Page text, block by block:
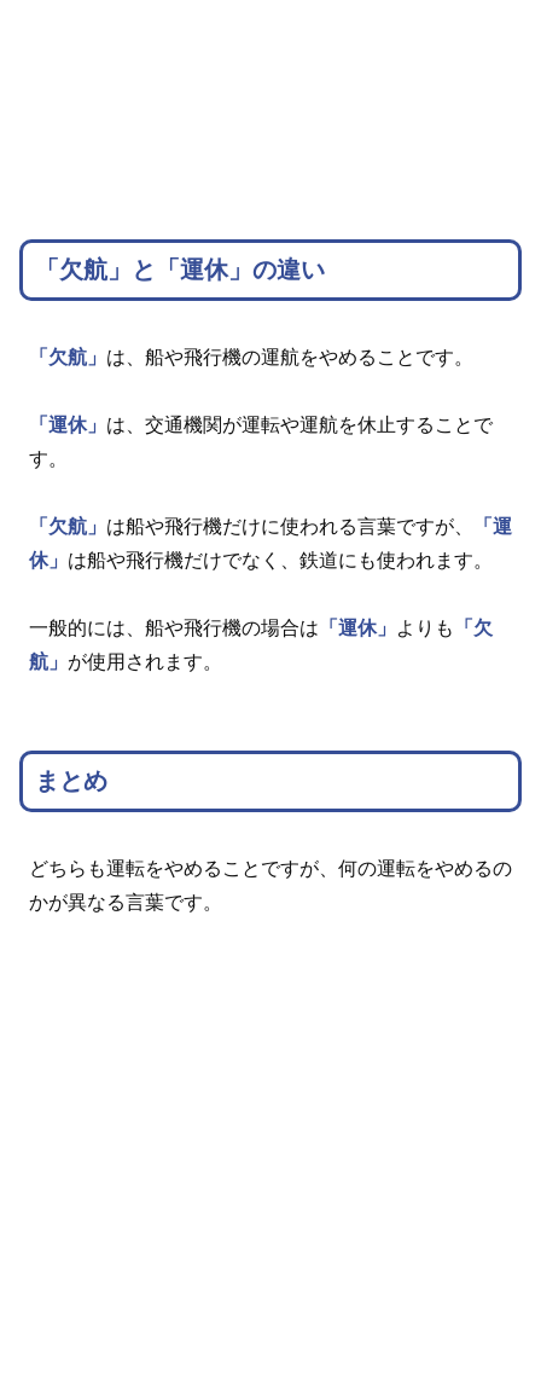
「欠航」と「運休」の違い
「欠航」 は、船や飛行機の運航をやめることです。
「運休」 は、交通機関が運転や運航を休止することで
す。
「欠航」 は船や飛行機だけに使われる言葉ですが、
「運
休」 は船や飛行機だけでなく、鉄道にも使われます。
一般的には、船や飛行機の場合は 「運休」 よりも
「欠
航」 が使用されます。
まとめ
どちらも運転をやめることですが、何の運転をやめるの
かが異なる言葉です。